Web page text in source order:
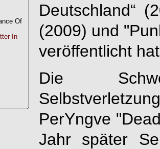
Of
In
Deutschland“
(2009) und
veröffentlicht
Die
PerYngve
Jahr später